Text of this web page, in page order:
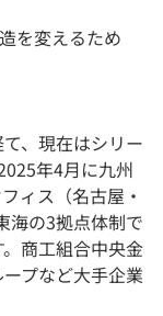
を変えるため
、現在はシリー
年4月に九州
ィス（名古屋・
海の3拠点体制で
商工組合中央金
プなど大手企業